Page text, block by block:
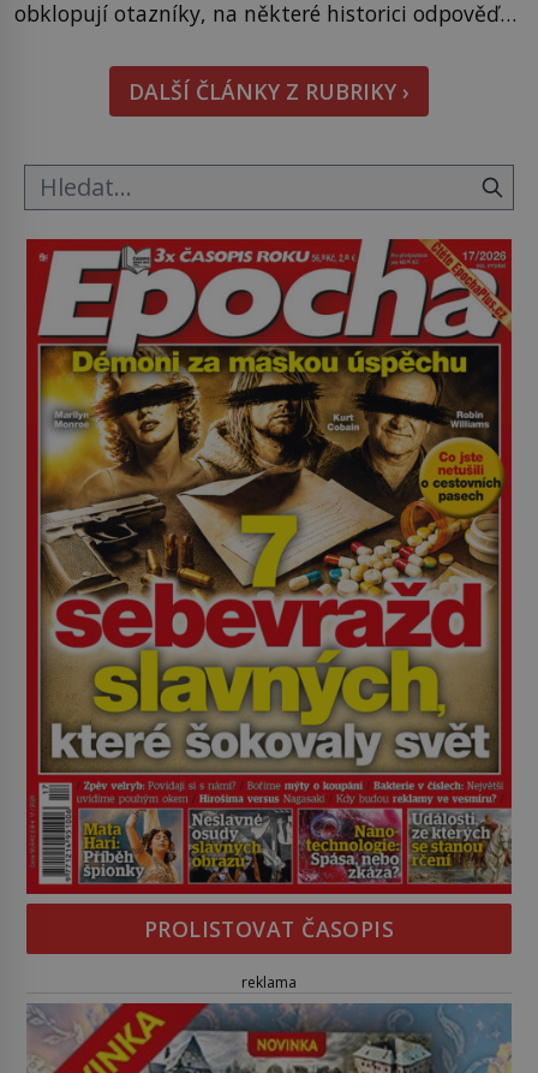
obklopují otazníky, na některé historici odpověď
pověsil Napoleon? Samotný císař Napoleon
Bonaparte (1769–1821) má pro malbu slabost, a
tak si ji ještě jako první konzul přemístí do své
DALŠÍ ČLÁNKY Z RUBRIKY ›
PROLISTOVAT ČASOPIS
reklama